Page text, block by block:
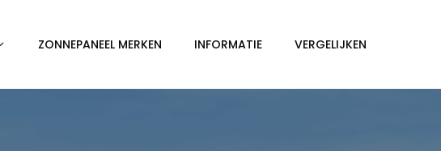
ZONNEPANEEL MERKEN INFORMATIE VERGELIJKEN